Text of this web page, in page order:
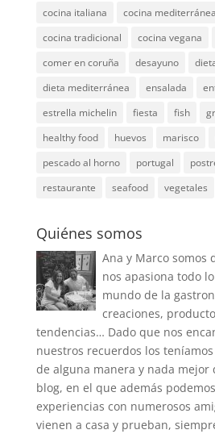
cocina italiana
cocina mediterránea
cocina tradicional
cocina vegana
comer en coruña
desayuno
dieta mediterránea
ensalada
estrella michelin
fiesta fish
healthy food
huevos marisco
pescado al horno
portugal
restaurante
seafood vegetales
Quiénes somos
Ana y Marco somos
nos apasiona todo
mundo de la
creaciones,
tendencias… Dado que nos
nuestros recuerdos los
de alguna manera y nada mejor
blog, en el que además
experiencias con numerosos
vienen a casa y prueban,